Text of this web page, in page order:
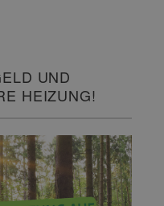
UND
HEIZUNG!